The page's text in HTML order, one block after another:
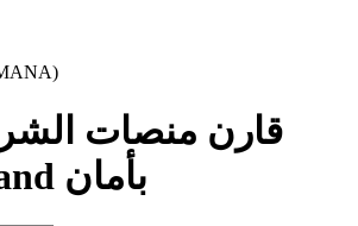
قارن منصات
Decentraland بأمان